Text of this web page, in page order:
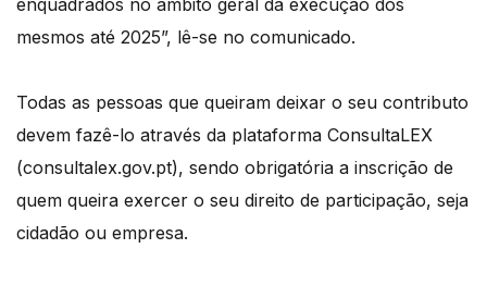
enquadrados no âmbito geral da execução dos
mesmos até 2025”, lê-se no comunicado.
Todas as pessoas que queiram deixar o seu contributo
devem fazê-lo através da plataforma ConsultaLEX
(consultalex.gov.pt), sendo obrigatória a inscrição de
quem queira exercer o seu direito de participação, seja
cidadão ou empresa.